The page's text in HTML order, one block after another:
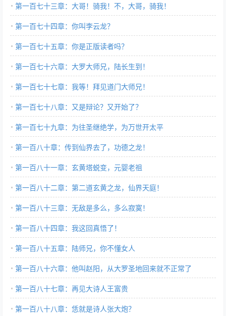
第一百七十三章：大哥！骑我！不，大哥，骑我！
第一百七十四章：你叫李云龙？
第一百七十五章：你是正版读者吗？
第一百七十六章：大罗大师兄，陆长生到！
第一百七十七章：我等！拜见道门大师兄！
第一百七十八章：又是辩论？又开始了？
第一百七十九章：为往圣继绝学，为万世开太平
第一百八十章：传到仙界去了，功德之龙！
第一百八十一章：玄黄塔蜕变，元婴老祖
第一百八十二章：第二道玄黄之龙，仙界天庭！
第一百八十三章：无敌是多么，多么寂寞！
第一百八十四章：我这回真悟了！
第一百八十五章：陆师兄，你不懂女人
第一百八十六章：他叫赵阳，从大罗圣地回来就不正常了
第一百八十七章：再见大诗人王富贵
第一百八十八章：恁就是诗人张大炮？